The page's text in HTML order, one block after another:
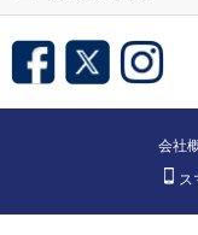
会社